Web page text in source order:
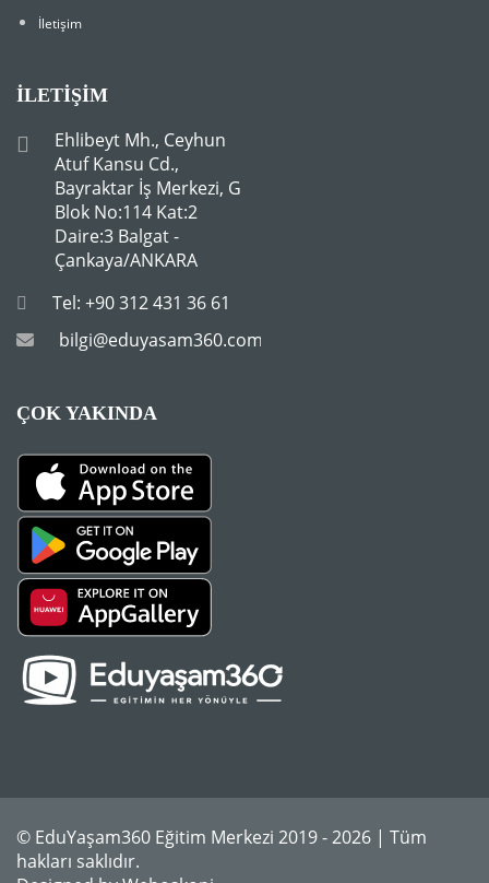
İletişim
İLETIŞIM
Ehlibeyt Mh., Ceyhun
Atuf Kansu Cd.,
Bayraktar İş Merkezi, G
Blok No:114 Kat:2
Daire:3 Balgat -
Çankaya/ANKARA
Tel: +90 312 431 36 61
bilgi@eduyasam360.com.tr
ÇOK YAKINDA
© EduYaşam360 Eğitim Merkezi 2019 - 2026 | Tüm
hakları saklıdır.